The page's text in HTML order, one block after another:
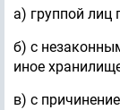
а) группой лиц
б) с
иное
в) с